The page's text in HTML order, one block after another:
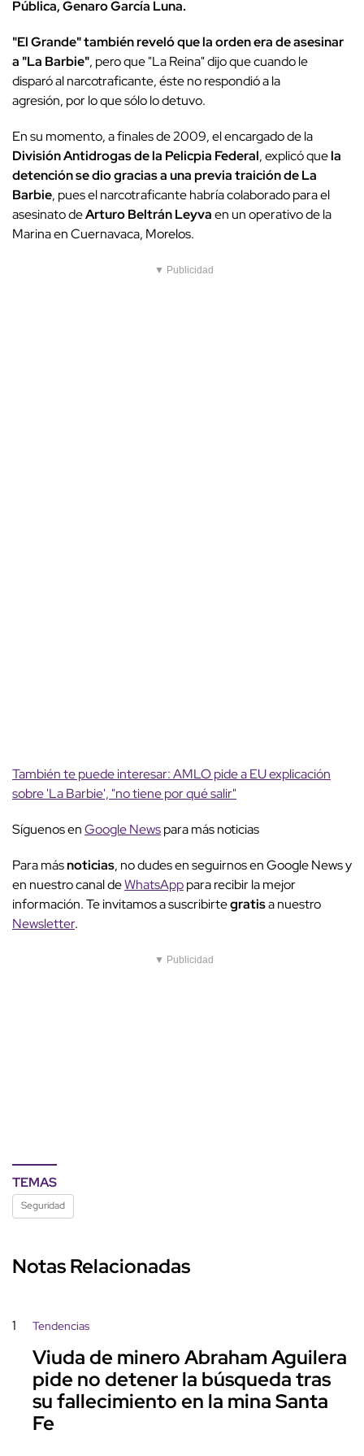
Pública, Genaro García Luna.
"El Grande" también reveló que la orden era de asesinar
a "La Barbie", pero que "La Reina" dijo que cuando le
disparó al narcotraficante, éste no respondió a la
agresión, por lo que sólo lo detuvo.
En su momento, a finales de 2009, el encargado de la
División Antidrogas de la Pelicpia Federal, explicó quela
detención se dio gracias a una previa traición de La
Barbie, pues el narcotraficante habría colaborado para el
asesinato deArturo Beltrán Leyvaen un operativo de la
Marina en Cuernavaca, Morelos.
▼ Publicidad
También te puede interesar: AMLO pide a EU explicación
sobre 'La Barbie', "no tiene por qué salir"
Síguenos enGoogle Newspara más noticias
Para másnoticias, no dudes en seguirnos en Google News y
en nuestro canal deWhatsApppara recibir la mejor
información. Te invitamos a suscribirtegratisa nuestro
Newsletter.
▼ Publicidad
TEMAS
Seguridad
Notas Relacionadas
1 Tendencias
Viuda de minero Abraham Aguilera
pide no detener la búsqueda tras
su fallecimiento en la mina Santa
Fe